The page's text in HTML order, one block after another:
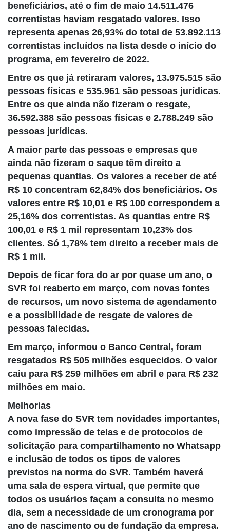
beneficiários, até o fim de maio 14.511.476
correntistas haviam resgatado valores. Isso
representa apenas 26,93% do total de 53.892.113
correntistas incluídos na lista desde o início do
programa, em fevereiro de 2022.
Entre os que já retiraram valores, 13.975.515 são
pessoas físicas e 535.961 são pessoas jurídicas.
Entre os que ainda não fizeram o resgate,
36.592.388 são pessoas físicas e 2.788.249 são
pessoas jurídicas.
A maior parte das pessoas e empresas que
ainda não fizeram o saque têm direito a
pequenas quantias. Os valores a receber de até
R$ 10 concentram 62,84% dos beneficiários. Os
valores entre R$ 10,01 e R$ 100 correspondem a
25,16% dos correntistas. As quantias entre R$
100,01 e R$ 1 mil representam 10,23% dos
clientes. Só 1,78% tem direito a receber mais de
R$ 1 mil.
Depois de ficar fora do ar por quase um ano, o
SVR foi reaberto em março, com novas fontes
de recursos, um novo sistema de agendamento
e a possibilidade de resgate de valores de
pessoas falecidas.
Em março, informou o Banco Central, foram
resgatados R$ 505 milhões esquecidos. O valor
caiu para R$ 259 milhões em abril e para R$ 232
milhões em maio.
Melhorias
A nova fase do SVR tem novidades importantes,
como impressão de telas e de protocolos de
solicitação para compartilhamento no Whatsapp
e inclusão de todos os tipos de valores
previstos na norma do SVR. Também haverá
uma sala de espera virtual, que permite que
todos os usuários façam a consulta no mesmo
dia, sem a necessidade de um cronograma por
ano de nascimento ou de fundação da empresa.